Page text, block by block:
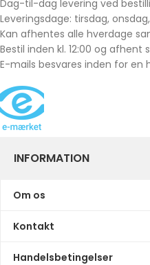
Dag-til-dag levering ved
Leveringsdage: tirsdag,
Kan afhentes alle hverdage
Bestil inden kl. 12:00 og afhent
E-mails besvares inden for en
INFORMATION
Om os
Kontakt
Handelsbetingelser